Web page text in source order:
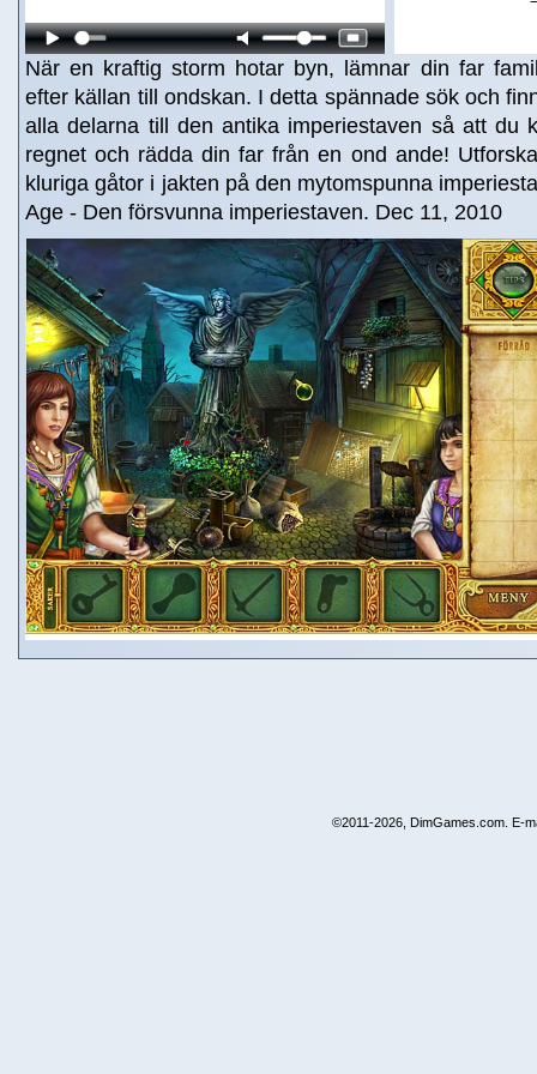
När en kraftig storm hotar byn, lämnar din far
efter källan till ondskan. I detta spännade sök och
alla delarna till den antika imperiestaven så att du
regnet och rädda din far från en ond ande!
kluriga gåtor i jakten på den mytomspunna
Age - Den försvunna imperiestaven. Dec 11, 2010
©2011-2026, DimGames.com. E-